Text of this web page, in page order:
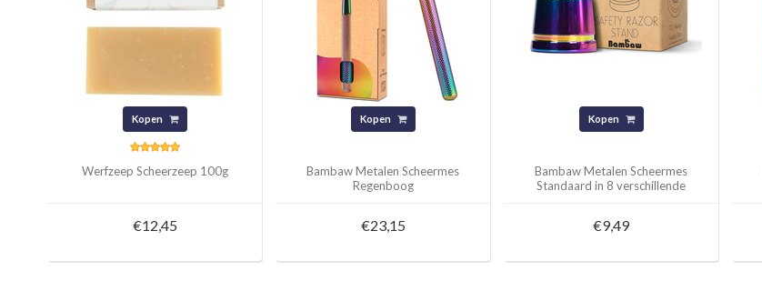
Kopen
Werfzeep Scheerzeep 100g
€12,45
Kopen
Bambaw Metalen Scheermes
Regenboog
€23,15
Kopen
Bambaw Metalen Scheermes
Standaard in 8 verschillende
€9,49